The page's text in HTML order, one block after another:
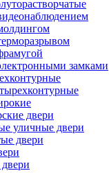
замками
двери
уличные двери
двери